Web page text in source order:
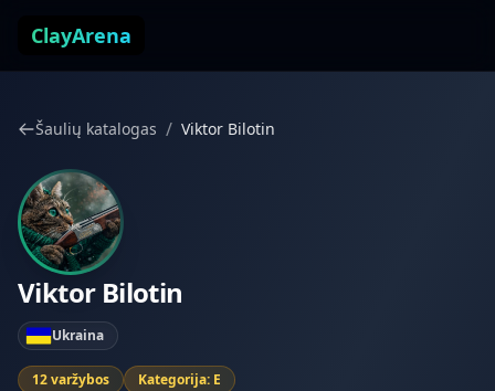
ClayArena
Šaulių katalogas / Viktor Bilotin
Viktor Bilotin
Ukraina
12 varžybos Kategorija: E